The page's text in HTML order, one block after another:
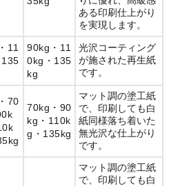
ある印刷仕上がり
を実現します。
11
135
90kg
11
0kg
135
kg
光沢コーティング
が施された再生紙
です。
70
70kg
90
kg
110k
g
135kg
マット調の塗工紙
で、印刷しても白
紙同様落ち着いた
無光沢な仕上がり
です。
マット調の塗工紙
で、印刷しても白